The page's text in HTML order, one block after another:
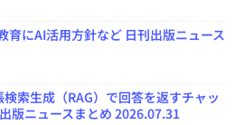
育にAI活用方針など 日刊出版ニュース
索生成（RAG）で回答を返すチャッ
版ニュースまとめ 2026.07.31